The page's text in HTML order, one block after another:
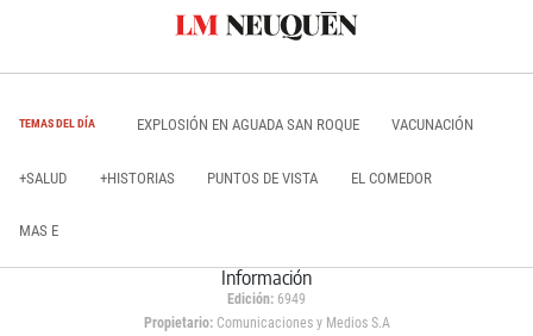
TEMAS DEL DÍA EXPLOSIÓN EN AGUADA SAN ROQUE VACUNACIÓN
+SALUD +HISTORIAS PUNTOS DE VISTA EL COMEDOR
MAS E
Información
Edición: 6949
Propietario:Comunicaciones y Medios S.A